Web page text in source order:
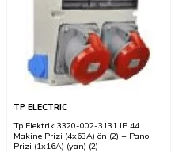
TP ELECTRIC
Tp Elektrik 3320-002-3131 IP 44
Makine Prizi (4x63A) ön (2) + Pano
Prizi (1x16A) (yan) (2)